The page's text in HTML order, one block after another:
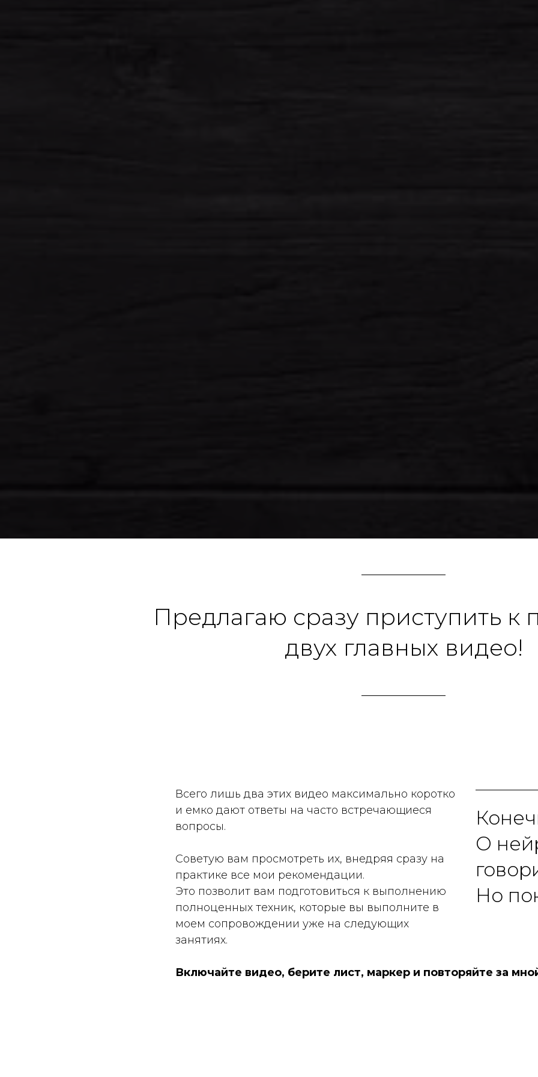
Предлагаю сразу приступить к
двух главных видео!
О
Но
Всего лишь два этих видео максимально коротко
и емко дают ответы на часто встречающиеся
вопросы.
Советую вам просмотреть их, внедряя сразу на
практике все мои рекомендации.
Это позволит вам подготовиться к выполнению
полноценных техник, которые вы выполните в
моем сопровождении уже на следующих
занятиях.
Включайте видео, берите лист, маркер и повторяйте за